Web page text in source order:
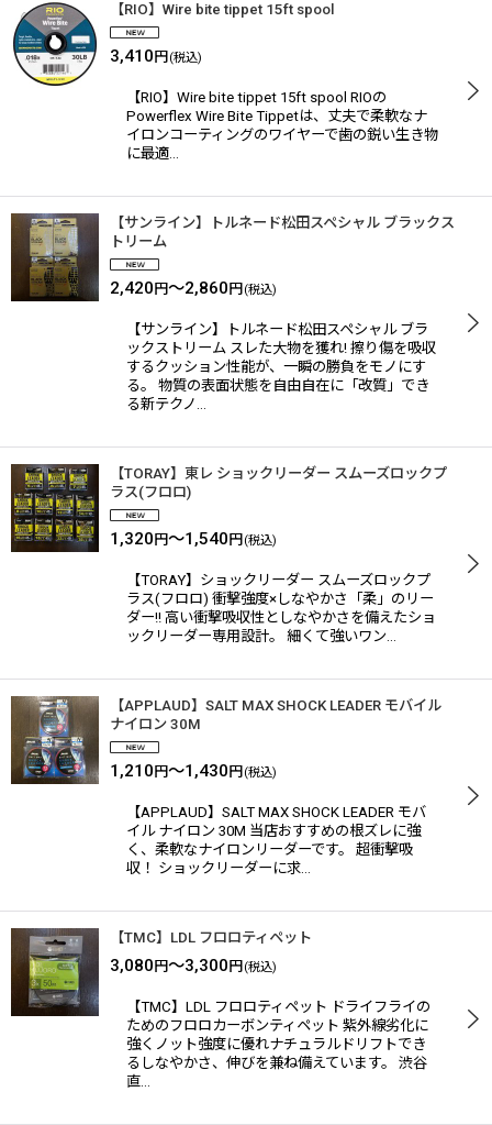
【RIO】Wire bite tippet 15ft spool
3,410 円 (税込)
【RIO】Wire bite tippet 15ft spool RIOの
Powerflex Wire Bite Tippetは、丈夫で柔軟なナ
イロンコーティングのワイヤーで歯の鋭い生き物
に最適…
【サンライン】トルネード松田スペシャル ブラックス
トリーム
2,420 円～2,860 円 (税込)
【サンライン】トルネード松田スペシャル ブラ
ックストリーム スレた大物を獲れ! 擦り傷を吸収
するクッション性能が、一瞬の勝負をモノにす
る。 物質の表面状態を自由自在に「改質」でき
る新テクノ…
【TORAY】東レ ショックリーダー スムーズロックプ
ラス(フロロ)
1,320 円～1,540 円 (税込)
【TORAY】ショックリーダー スムーズロックプ
ラス(フロロ) 衝撃強度×しなやかさ「柔」のリー
ダー!! 高い衝撃吸収性としなやかさを備えたショ
ックリーダー専用設計。 細くて強いワン…
【APPLAUD】SALT MAX SHOCK LEADER モバイル
ナイロン 30M
1,210 円～1,430 円 (税込)
【APPLAUD】SALT MAX SHOCK LEADER モバ
イル ナイロン 30M 当店おすすめの根ズレに強
く、柔軟なナイロンリーダーです。 超衝撃吸
収！ ショックリーダーに求…
【TMC】LDL フロロティペット
3,080 円～3,300 円 (税込)
【TMC】LDL フロロティペット ドライフライの
ためのフロロカーボンティペット 紫外線劣化に
強くノット強度に優れナチュラルドリフトでき
るしなやかさ、伸びを兼ね備えています。 渋谷
直…